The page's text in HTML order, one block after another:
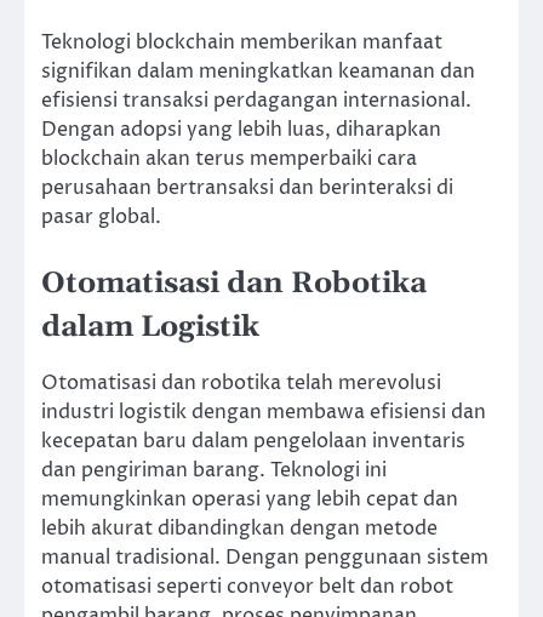
Teknologi blockchain memberikan manfaat
signifikan dalam meningkatkan keamanan dan
efisiensi transaksi perdagangan internasional.
Dengan adopsi yang lebih luas, diharapkan
blockchain akan terus memperbaiki cara
perusahaan bertransaksi dan berinteraksi di
pasar global.
Otomatisasi dan Robotika
dalam Logistik
Otomatisasi dan robotika telah merevolusi
industri logistik dengan membawa efisiensi dan
kecepatan baru dalam pengelolaan inventaris
dan pengiriman barang. Teknologi ini
memungkinkan operasi yang lebih cepat dan
lebih akurat dibandingkan dengan metode
manual tradisional. Dengan penggunaan sistem
otomatisasi seperti conveyor belt dan robot